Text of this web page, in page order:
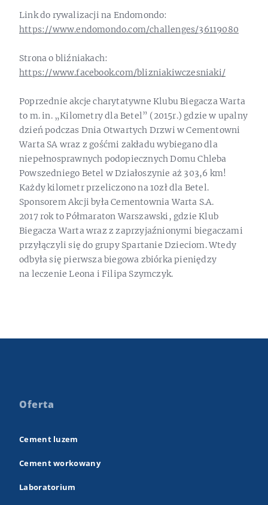
Link do rywalizacji na Endomondo:
https://www.endomondo.com/challenges/36119080
Strona o bliźniakach:
https://www.facebook.com/blizniakiwczesniaki/
Poprzednie akcje charytatywne Klubu Biegacza Warta
to m. in. „Kilometry dla Betel” (2015r.) gdzie w upalny
dzień podczas Dnia Otwartych Drzwi w Cementowni
Warta SA wraz z gośćmi zakładu wybiegano dla
niepełnosprawnych podopiecznych Domu Chleba
Powszedniego Betel w Działoszynie aż 303,6 km!
Każdy kilometr przeliczono na 10zł dla Betel.
Sponsorem Akcji była Cementownia Warta S.A.
2017 rok to Półmaraton Warszawski, gdzie Klub
Biegacza Warta wraz z zaprzyjaźnionymi biegaczami
przyłączyli się do grupy Spartanie Dzieciom. Wtedy
odbyła się pierwsza biegowa zbiórka pieniędzy
na leczenie Leona i Filipa Szymczyk.
Oferta
Cement luzem
Cement workowany
Laboratorium